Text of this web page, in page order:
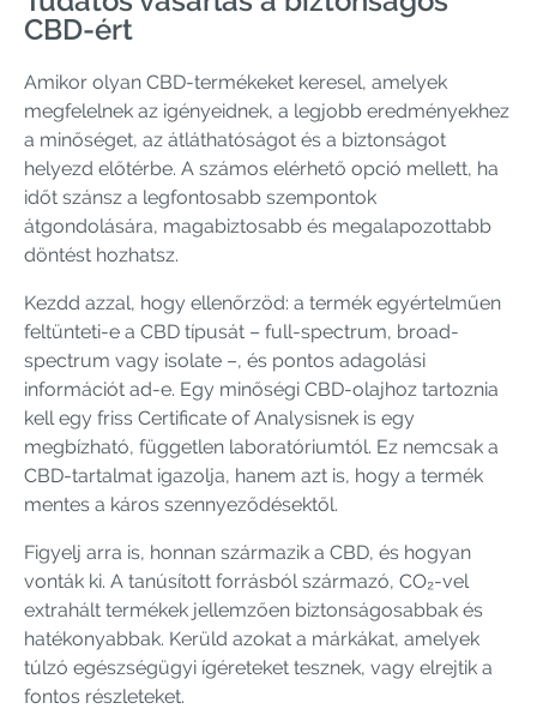
CBD-ért
Amikor olyan CBD-termékeket keresel, amelyek
megfelelnek az igényeidnek, a legjobb eredményekhez
a minőséget, az átláthatóságot és a biztonságot
helyezd előtérbe. A számos elérhető opció mellett, ha
időt szánsz a legfontosabb szempontok
átgondolására, magabiztosabb és megalapozottabb
döntést hozhatsz.
Kezdd azzal, hogy ellenőrzöd: a termék egyértelműen
feltünteti-e a CBD típusát – full-spectrum, broad-
spectrum vagy isolate –, és pontos adagolási
információt ad-e. Egy minőségi CBD-olajhoz tartoznia
kell egy friss Certificate of Analysisnek is egy
megbízható, független laboratóriumtól. Ez nemcsak a
CBD-tartalmat igazolja, hanem azt is, hogy a termék
mentes a káros szennyeződésektől.
Figyelj arra is, honnan származik a CBD, és hogyan
vonták ki. A tanúsított forrásból származó, CO₂-vel
extrahált termékek jellemzően biztonságosabbak és
hatékonyabbak. Kerüld azokat a márkákat, amelyek
túlzó egészségügyi ígéreteket tesznek, vagy elrejtik a
fontos részleteket.